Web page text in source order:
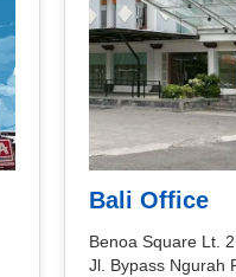
Bali Office
Benoa Square Lt. 2
Jl. Bypass Ngurah